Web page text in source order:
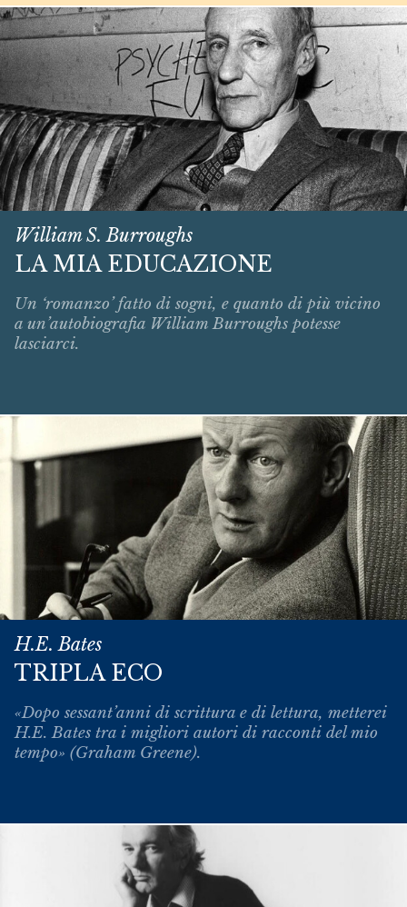
William S. Burroughs
LA MIA EDUCAZIONE
Un ‘romanzo’ fatto di sogni, e quanto di più vicino
a un’autobiografia William Burroughs potesse
lasciarci.
H.E. Bates
TRIPLA ECO
«Dopo sessant’anni di scrittura e di lettura, metterei
H.E. Bates tra i migliori autori di racconti del mio
tempo» (Graham Greene).